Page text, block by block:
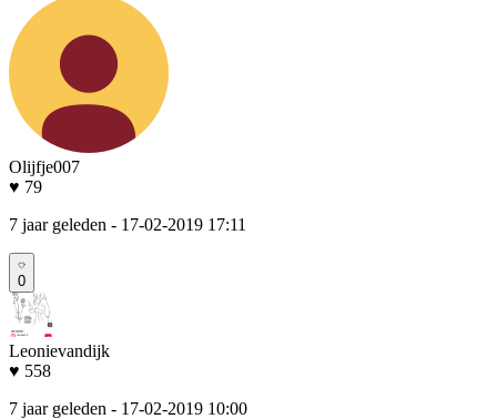
Olijfje007
♥ 79
7 jaar geleden - 17-02-2019 17:11
0
Leonievandijk
♥ 558
7 jaar geleden - 17-02-2019 10:00